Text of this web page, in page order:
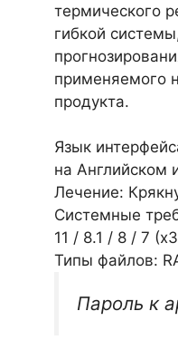
термического
гибкой
применяемого
продукта.
Язык
на Английском
Лечение:
Системные
11 / 8.1 / 8 / 7
Типы файлов:
Пароль к